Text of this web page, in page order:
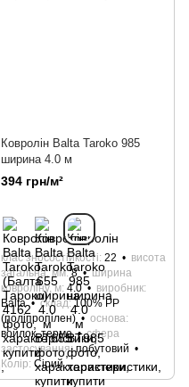
Ковролін Balta Taroko 985
ширина 4.0 м
394 грн/м²
клас зносостійкості 22
висота
загальна, мм 8
ширина
ковроліну, м 4.0
виробник
Bаltа
склад 100% РР
(поліпропілен)
основа
войлок, термо
сфера
застосування побутовий
Колір Сірий